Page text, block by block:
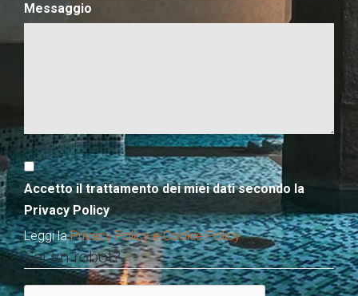
Messaggio
Accetto il trattamento dei miei dati secondo la
Privacy Policy
Leggi laPrivacy Policy e Cookie Policy
Sei un robot?